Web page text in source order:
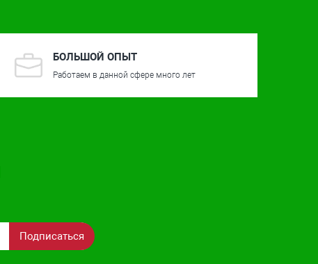
БОЛЬШОЙ ОПЫТ
Работаем в данной сфере много лет
Подписаться